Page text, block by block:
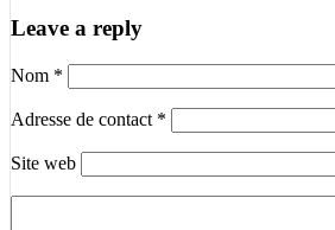
Leave a reply
Nom *
Adresse de contact *
Site web